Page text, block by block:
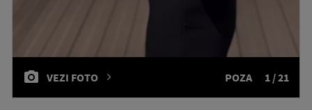
VEZI FOTO POZA 1 / 21